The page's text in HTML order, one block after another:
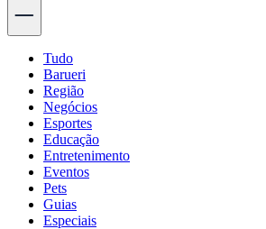
Tudo
Barueri
Região
Negócios
Esportes
Educação
Entretenimento
Eventos
Pets
Guias
Especiais